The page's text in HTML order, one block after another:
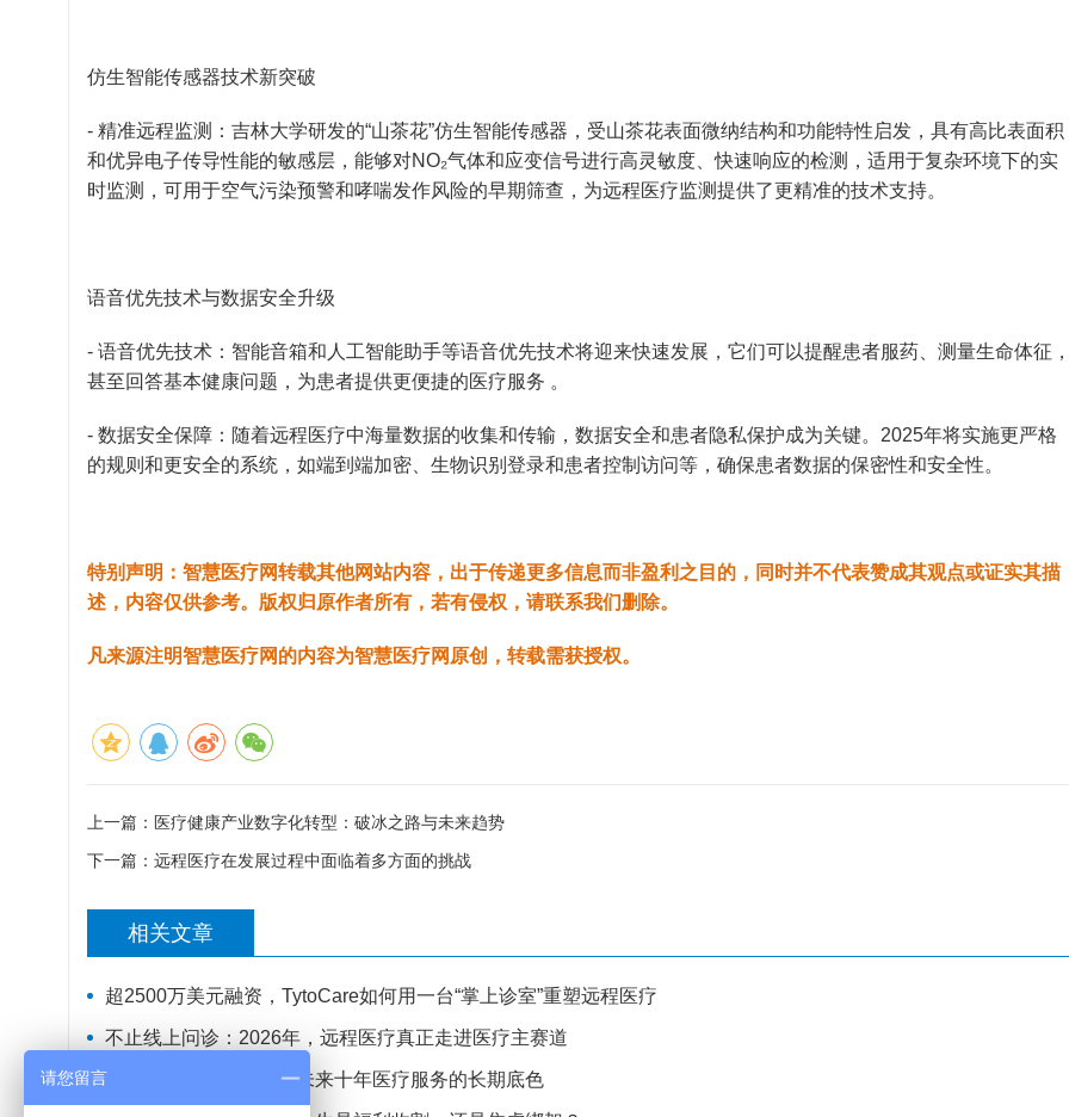
仿生智能传感器技术新突破
- 精准远程监测：吉林大学研发的“山茶花”仿生智能传感器，受山茶花表面微纳结构和功能特性启发，具有高比表面积
和优异电子传导性能的敏感层，能够对NO₂气体和应变信号进行高灵敏度、快速响应的检测，适用于复杂环境下的实
时监测，可用于空气污染预警和哮喘发作风险的早期筛查，为远程医疗监测提供了更精准的技术支持。
语音优先技术与数据安全升级
- 语音优先技术：智能音箱和人工智能助手等语音优先技术将迎来快速发展，它们可以提醒患者服药、测量生命体征
甚至回答基本健康问题，为患者提供更便捷的医疗服务 。
- 数据安全保障：随着远程医疗中海量数据的收集和传输，数据安全和患者隐私保护成为关键。2025年将实施更严格
的规则和更安全的系统，如端到端加密、生物识别登录和患者控制访问等，确保患者数据的保密性和安全性。
特别声明：智慧医疗网转载其他网站内容，出于传递更多信息而非盈利之目的，同时并不代表赞成其观点或证实其描
述，内容仅供参考。版权归原作者所有，若有侵权，请联系我们删除。
凡来源注明智慧医疗网的内容为智慧医疗网原创，转载需获授权。
上一篇： 医疗健康产业数字化转型：破冰之路与未来趋势
下一篇： 远程医疗在发展过程中面临着多方面的挑战
相关文章
超2500万美元融资，TytoCare如何用一台“掌上诊室”重塑远程医疗
不止线上问诊：2026年，远程医疗真正走进医疗主赛道
远程医疗不是风口，是未来十年医疗服务的长期底色
请您留言